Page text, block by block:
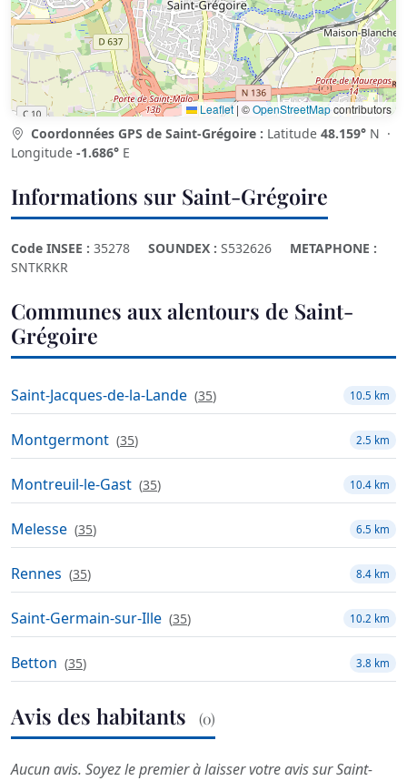
Leaflet | ©OpenStreetMapcontributors
Coordonnées GPS de Saint-Grégoire : Latitude 48.159° N ·
Longitude -1.686° E
Informations sur Saint-Grégoire
Code INSEE : 35278 SOUNDEX : S532626
METAPHONE :
SNTKRKR
Communes aux alentours de Saint-
Grégoire
Saint-Jacques-de-la-Lande (35) 10.5 km
Montgermont (35) 2.5 km
Montreuil-le-Gast (35) 10.4 km
Melesse (35) 6.5 km
Rennes (35) 8.4 km
Saint-Germain-sur-Ille (35) 10.2 km
Betton (35) 3.8 km
Avis des habitants (0)
Aucun avis. Soyez le premier à laisser votre avis sur Saint-